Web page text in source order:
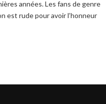
années. Les fans de genre
est rude pour avoir l’honneur